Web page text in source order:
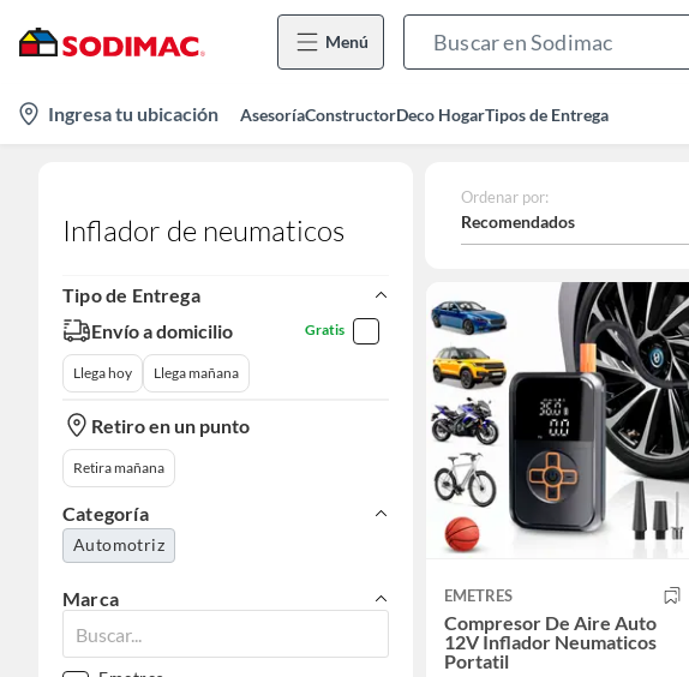
Menú
location-
icon
Ingresa tu ubicación AsesoríaConstructorDeco HogarTipos de Entrega
Inflador de neumaticos
Tipo de Entrega
Envío a domicilio
Gratis
Llega hoy Llega mañana
Retiro en un punto
Retira mañana
Categoría
Automotriz
Marca
Ordenar por:
Recomendados
EMETRES
Compresor De Aire Auto
12V Inflador Neumaticos
Portatil